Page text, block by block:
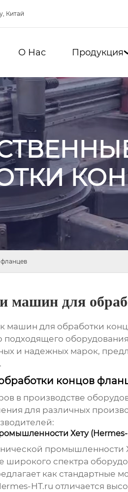
Китай
О Нас Продукция
машин для
машин для обработки
и надежных марок,
концов
в производстве
для различных
Хету (Hermes-
промышленности
широкого спектра
как стандартные
HT.ru отличается